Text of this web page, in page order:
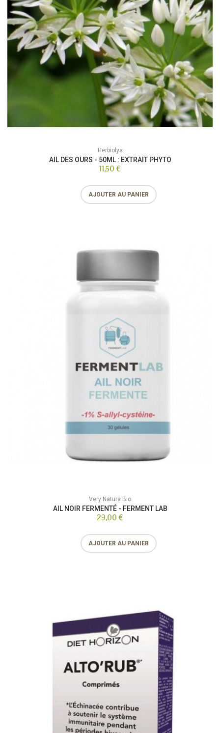
Herbiolys
AIL DES OURS - 50ML : EXTRAIT PHYTO
11,50 €
AJOUTER AU PANIER
Very Natura Bio
AIL NOIR FERMENTÉ - FERMENT LAB
29,00 €
AJOUTER AU PANIER